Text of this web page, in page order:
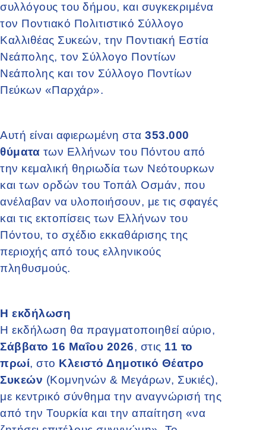
συλλόγους του δήμου, και συγκεκριμένα
τον Ποντιακό Πολιτιστικό Σύλλογο
Καλλιθέας Συκεών, την Ποντιακή Εστία
Νεάπολης, τον Σύλλογο Ποντίων
Νεάπολης και τον Σύλλογο Ποντίων
Πεύκων «Παρχάρ».
Αυτή είναι αφιερωμένη στα 353.000
θύματα των Ελλήνων του Πόντου από
την κεμαλική θηριωδία των Νεότουρκων
και των ορδών του Τοπάλ Οσμάν, που
ανέλαβαν να υλοποιήσουν, με τις σφαγές
και τις εκτοπίσεις των Ελλήνων του
Πόντου, το σχέδιο εκκαθάρισης της
περιοχής από τους ελληνικούς
πληθυσμούς.
Η εκδήλωση
Η εκδήλωση θα πραγματοποιηθεί αύριο,
Σάββατο 16 Μαΐου 2026, στις 11 το
πρωί, στο Κλειστό Δημοτικό Θέατρο
Συκεών (Κομνηνών & Μεγάρων, Συκιές),
με κεντρικό σύνθημα την αναγνώρισή της
από την Τουρκία και την απαίτηση «να